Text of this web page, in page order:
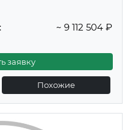
~ 9 112 504 ₽
заявку
Похожие